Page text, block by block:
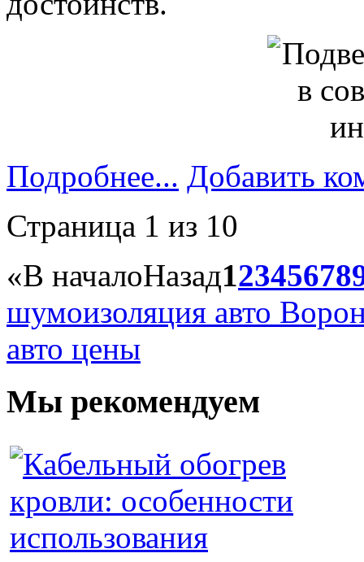
Подробнее... Добавить
Страница 1 из 10
«В началоНазад12345678
шумоизоляция авто
авто цены
Мы рекомендуем